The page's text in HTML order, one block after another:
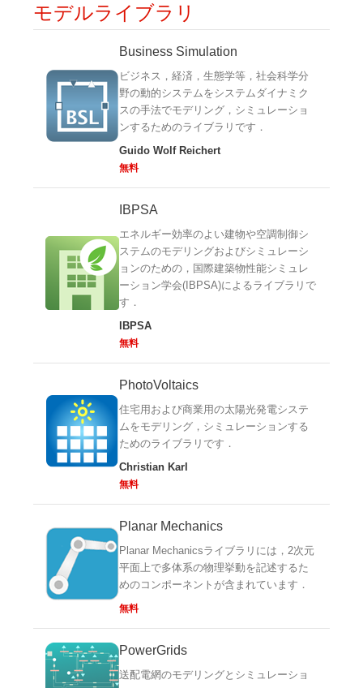
モデルライブラリ
Business Simulation
ビジネス，経済，生態学等，社会科学分
野の動的システムをシステムダイナミク
スの手法でモデリング，シミュレーショ
ンするためのライブラリです．
Guido Wolf Reichert
無料
IBPSA
エネルギー効率のよい建物や空調制御シ
ステムのモデリングおよびシミュレーシ
ョンのための，国際建築物性能シミュレ
ーション学会(IBPSA)によるライブラリで
す．
IBPSA
無料
PhotoVoltaics
住宅用および商業用の太陽光発電システ
ムをモデリング，シミュレーションする
ためのライブラリです．
Christian Karl
無料
Planar Mechanics
Planar Mechanicsライブラリには，2次元
平面上で多体系の物理挙動を記述するた
めのコンポーネントが含まれています．
無料
PowerGrids
送配電網のモデリングとシミュレーショ